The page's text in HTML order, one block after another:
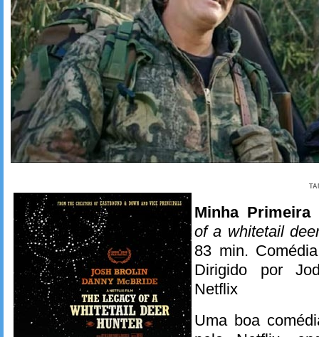
Minha Primeira
of a whitetail
83 min.
Dirigido por
Netflix
Uma boa